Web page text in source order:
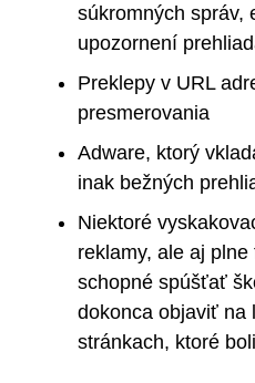
súkromných správ,
upozornení
Preklepy v URL
presmerovania
Adware, ktorý
inak bežných
Niektoré
reklamy, ale aj
schopné spúšťať
dokonca objaviť na
stránkach, ktoré